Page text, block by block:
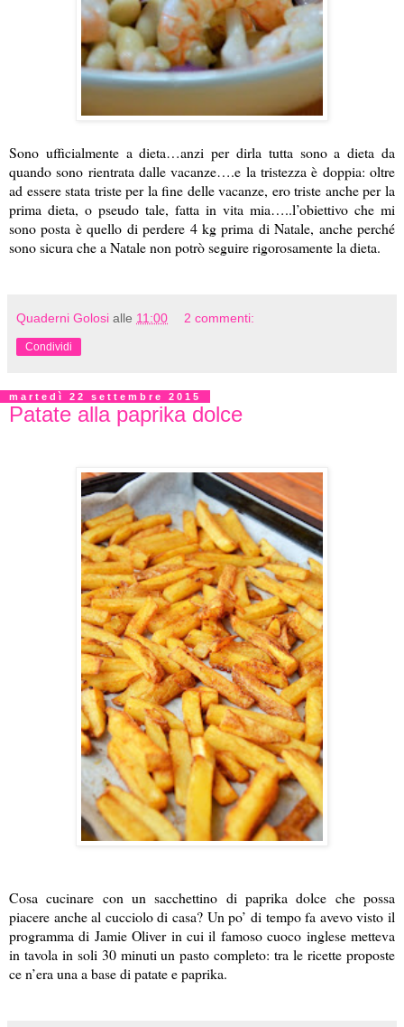
Sono ufficialmente a dieta…anzi per dirla tutta sono a dieta da
quando sono rientrata dalle vacanze….e la tristezza è doppia: oltre
ad essere stata triste per la fine delle vacanze, ero triste anche per la
prima dieta, o pseudo tale, fatta in vita mia…..l’obiettivo che mi
sono posta è quello di perdere 4 kg prima di Natale, anche perché
sono sicura che a Natale non potrò seguire rigorosamente la dieta.
Quaderni Golosi alle 11:00 2 commenti:
Condividi
martedì 22 settembre 2015
Patate alla paprika dolce
Cosa cucinare con un sacchettino di paprika dolce che possa
piacere anche al cucciolo di casa? Un po’ di tempo fa avevo visto il
programma di Jamie Oliver in cui il famoso cuoco inglese metteva
in tavola in soli 30 minuti un pasto completo: tra le ricette proposte
ce n’era una a base di patate e paprika.